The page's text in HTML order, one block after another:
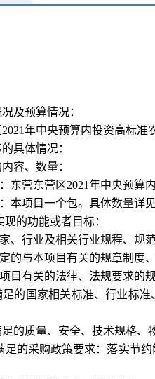
及预算情况：
2021年中央预算内投资高标准
具体情况：
容、数量：
东营东营区2021年中央预算
本项目一个包。具体数量详见
现的功能或者目标：
、行业及相关行业规程、规
的与本项目有关的规章制度
目有关的法律、法规要求的规
足的国家相关标准、行业标
足的质量、安全、技术规格、
足的采购政策要求：落实节